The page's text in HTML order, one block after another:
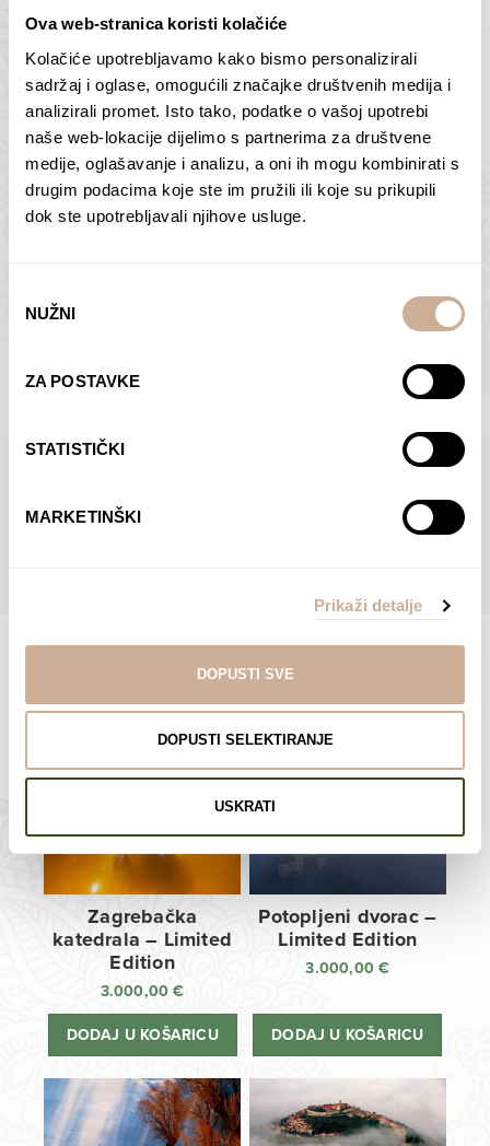
Ova web-stranica koristi kolačiće
Kolačiće upotrebljavamo kako bismo personalizirali
sadržaj i oglase, omogućili značajke društvenih medija i
analizirali promet. Isto tako, podatke o vašoj upotrebi
naše web-lokacije dijelimo s partnerima za društvene
medije, oglašavanje i analizu, a oni ih mogu kombinirati s
drugim podacima koje ste im pružili ili koje su prikupili
dok ste upotrebljavali njihove usluge.
pristanka
NUŽNI
ZA POSTAVKE
STATISTIČKI
MARKETINŠKI
Prikaži detalje
DOPUSTI SVE
DOPUSTI SELEKTIRANJE
USKRATI
Butan – ljudi 2
75,00€ – 138,00€Raspon
cijena:
od
75,00 €
138,00 €
ODABERI OPCIJE
Antarktika – krajolik
2
75,00€ – 138,00€Raspon
cijena:
od
ODABERI OPCIJE
Dolac
ODABERI OPCIJE
Moreškanti – sjena
€Raspon
od
75,00 €
do
138,00 €
ODABERI OPCIJE
POGLEDAJTE SVE PROIZVODE U OVOJ KATEGORIJI
Limited Edition Fotografije
Zagrebačka
katedrala – Limited
Edition
3.000,00€
DODAJ U KOŠARICU
Potopljeni dvorac –
Limited Edition
3.000,00€
DODAJ U KOŠARICU